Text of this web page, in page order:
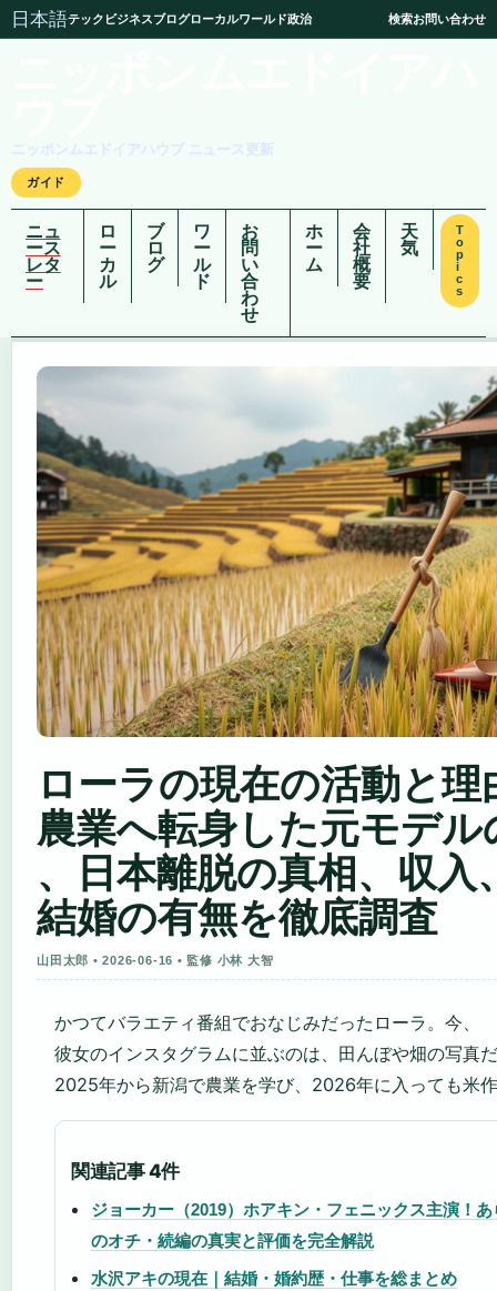
日本語テック ビジネスブログローカルワールド政治 検索お問い合わせ
ニッポンムエドイアハウブ ニュース更新
ガイド
ニュ
ース
レタ
ー
ロ
ー
カ
ル
ブ
ロ
グ
ワ
ー
ル
ド
お
問
い
合
わ
せ
ホ
ー
ム
会
社
概
要
天
気
T
o
p
i
c
s
ローラの現在の活動と理
農業へ転身した元モデル
、日本離脱の真相、収入
結婚の有無を徹底調査
山田太郎 • 2026-06-16 • 監修 小林 大智
かつてバラエティ番組でおなじみだったローラ。今、
彼女のインスタグラムに並ぶのは、田んぼや畑の写真
2025年から新潟で農業を学び、2026年に入っても米
関連記事 4件
ジョーカー（2019）ホアキン・フェニックス主演！
のオチ・続編の真実と評価を完全解説
水沢アキの現在｜結婚・婚約歴・仕事を総まとめ